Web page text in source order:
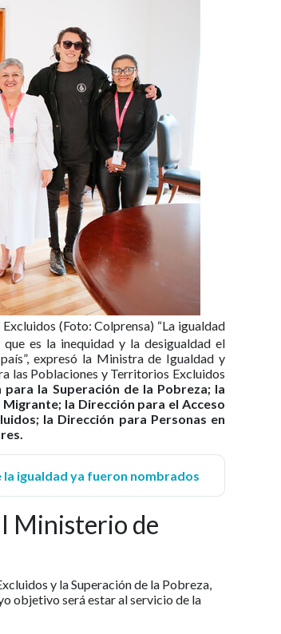
(Foto: Colprensa) “La igualdad
es la inequidad y la desigualdad el
expresó la Ministra de Igualdad y
las Poblaciones y Territorios Excluidos
para la Superación de la Pobreza; la
la Dirección para el Acceso
la Dirección para Personas en
igualdad ya fueron nombrados
Ministerio de
y la Superación de la Pobreza,
objetivo será estar al servicio de la